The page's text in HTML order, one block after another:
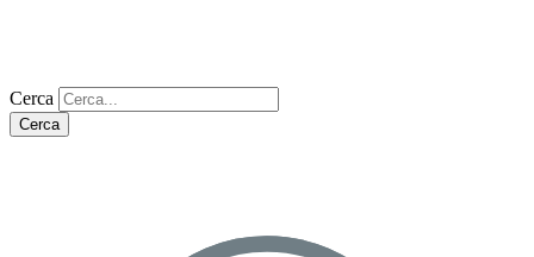
Cerca
Cerca